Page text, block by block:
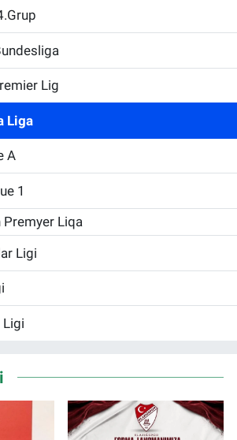
Lig
Liga
A
1
Premyer Liqa
Ligi
Ligi